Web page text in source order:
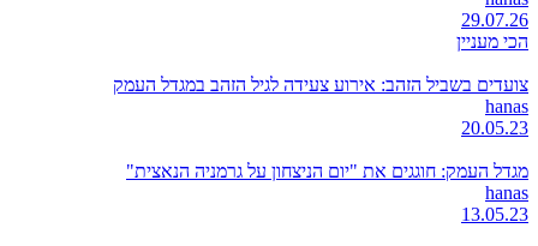
29.07.26
הכי מעניין
צועדים בשביל הזהב: אירוע צעידה לגיל הזהב במגדל העמק
hanas
20.05.23
מגדל העמק: חוגגים את "יום הניצחון על גרמניה הנאצית"
hanas
13.05.23